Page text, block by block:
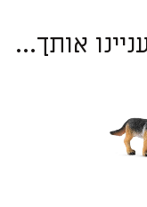
אותך...